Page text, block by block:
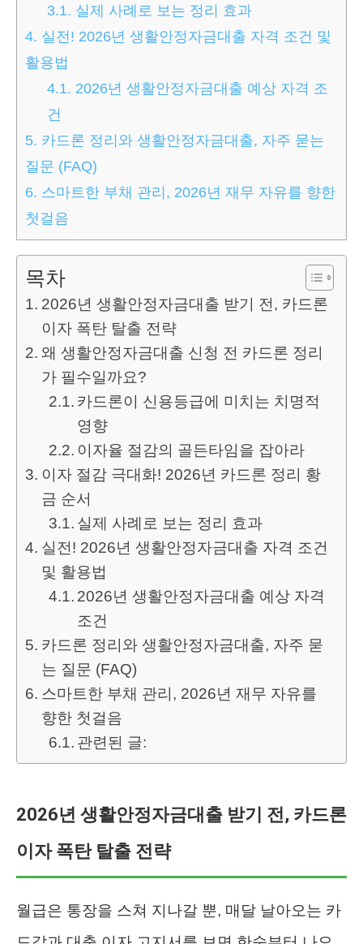
3.1. 실제 사례로 보는 정리 효과
4. 실전! 2026년 생활안정자금대출 자격 조건 및
활용법
4.1. 2026년 생활안정자금대출 예상 자격 조
건
5. 카드론 정리와 생활안정자금대출, 자주 묻는
질문 (FAQ)
6. 스마트한 부채 관리, 2026년 재무 자유를 향한
첫걸음
목차
2026년 생활안정자금대출 받기 전, 카드론
이자 폭탄 탈출 전략
왜 생활안정자금대출 신청 전 카드론 정리
가 필수일까요?
카드론이 신용등급에 미치는 치명적
영향
이자율 절감의 골든타임을 잡아라
이자 절감 극대화! 2026년 카드론 정리 황
금 순서
실제 사례로 보는 정리 효과
실전! 2026년 생활안정자금대출 자격 조건
및 활용법
2026년 생활안정자금대출 예상 자격
조건
카드론 정리와 생활안정자금대출, 자주 묻
는 질문 (FAQ)
스마트한 부채 관리, 2026년 재무 자유를
향한 첫걸음
관련된 글:
2026년 생활안정자금대출 받기 전, 카드론
이자 폭탄 탈출 전략
월급은 통장을 스쳐 지나갈 뿐, 매달 날아오는 카